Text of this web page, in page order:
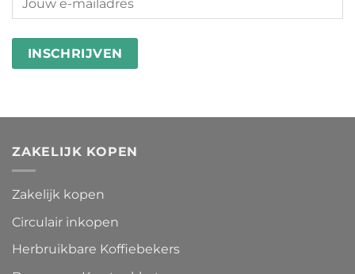
ZAKELIJK KOPEN
Zakelijk kopen
Circulair inkopen
Herbruikbare Koffiebekers